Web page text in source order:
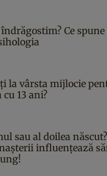
îndrăgostim? Ce
la vârsta mijlocie
13 ani?
sau al doilea
influențează